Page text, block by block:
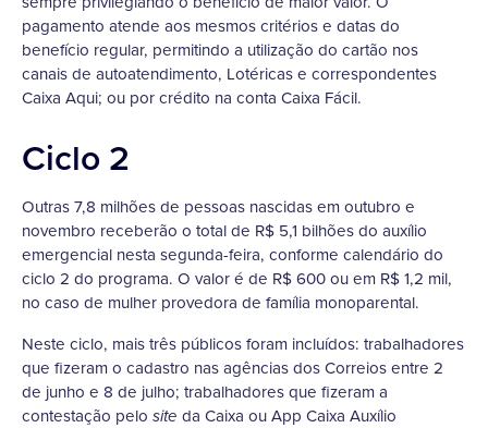
pagamento atende aos mesmos critérios e datas do
benefício regular, permitindo a utilização do cartão nos
canais de autoatendimento, Lotéricas e correspondentes
Caixa Aqui; ou por crédito na conta Caixa Fácil.
Ciclo 2
Outras 7,8 milhões de pessoas nascidas em outubro e
novembro receberão o total de R$ 5,1 bilhões do auxílio
emergencial nesta segunda-feira, conforme calendário do
ciclo 2 do programa. O valor é de R$ 600 ou em R$ 1,2 mil,
no caso de mulher provedora de família monoparental.
Neste ciclo, mais três públicos foram incluídos: trabalhadores
que fizeram o cadastro nas agências dos Correios entre 2
de junho e 8 de julho; trabalhadores que fizeram a
contestação pelo site da Caixa ou App Caixa Auxílio